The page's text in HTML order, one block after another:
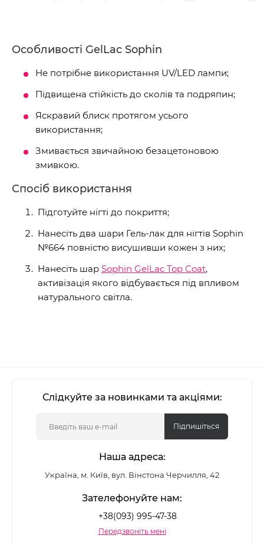
Особливості GelLac Sophin
Не потрібне використання UV/LED лампи;
Підвищена стійкість до сколів та подряпин;
Яскравий блиск протягом усього
використання;
Змивається звичайною безацетоновою
змивкою.
Спосіб використання
Підготуйте нігті до покриття;
Нанесіть два шари Гель-лак для нігтів Sophin
№664 повністю висушивши кожен з них;
Нанесіть шар Sophin GelLac Top Coat,
активізація якого відбувається під впливом
натурального світла.
Слідкуйте за новинками та акціями:
Підпишіться
Наша адреса:
Україна, м. Київ, вул. Вінстона Черчилля, 42
Зателефонуйте нам:
+38(093) 995-47-38
Передзвоніть мені